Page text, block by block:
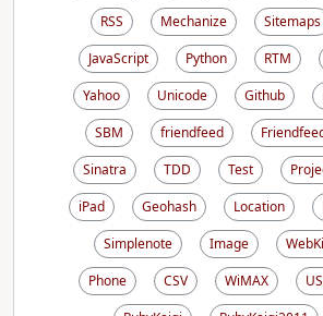
RSS
Mechanize Sitemaps
JavaScript
Python RTM
Yahoo
Unicode Github
SBM
friendfeed
Sinatra
TDD Test
iPad
Geohash Location
Simplenote
Image
Phone
CSV WiMAX